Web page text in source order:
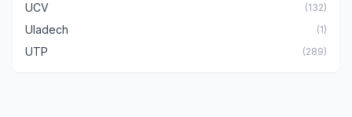
UCV (132)
Uladech (1)
UTP (289)